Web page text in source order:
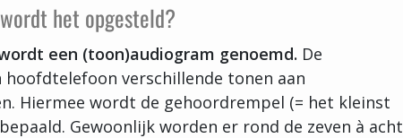
het opgesteld?
een (toon)audiogram genoemd. De
hoofdtelefoon verschillende tonen aan
Hiermee wordt de gehoordrempel (= het kleinst
Gewoonlijk worden er rond de zeven à acht